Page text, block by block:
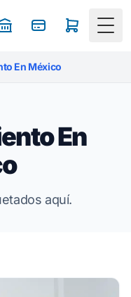
En México
En
aquí.